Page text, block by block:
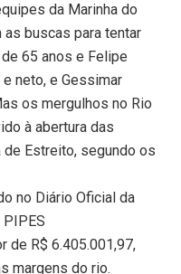
da Marinha do
buscas para tentar
65 anos e Felipe
e neto, e Gessimar
os mergulhos no Rio
à abertura das
Estreito, segundo os
no Diário Oficial da
de R$ 6.405.001,97,
margens do rio.